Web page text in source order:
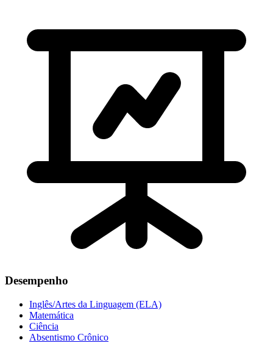
Desempenho
Inglês/Artes da Linguagem (ELA)
Matemática
Ciência
Absentismo Crônico